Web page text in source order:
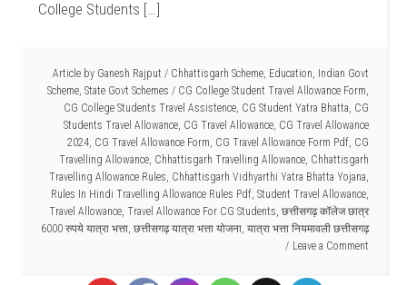
College Students […]
Article by Ganesh Rajput / Chhattisgarh Scheme, Education, Indian Govt
Scheme, State Govt Schemes / CG College Student Travel Allowance Form,
CG College Students Travel Assistence, CG Student Yatra Bhatta, CG
Students Travel Allowance, CG Travel Allowance, CG Travel Allowance
2024, CG Travel Allowance Form, CG Travel Allowance Form Pdf, CG
Travelling Allowance, Chhattisgarh Travelling Allowance, Chhattisgarh
Travelling Allowance Rules, Chhattisgarh Vidhyarthi Yatra Bhatta Yojana,
Rules In Hindi Travelling Allowance Rules Pdf, Student Travel Allowance,
Travel Allowance, Travel Allowance For CG Students, छत्तीसगढ़ कॉलेज छात्र
6000 रुपये यात्रा भत्ता, छत्तीसगढ़ यात्रा भत्ता योजना, यात्रा भत्ता नियमावली छत्तीसगढ़
Leave a Comment